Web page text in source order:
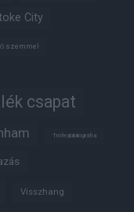
City
szemmel
csapat
Trófeabibliográfia
Visszhang